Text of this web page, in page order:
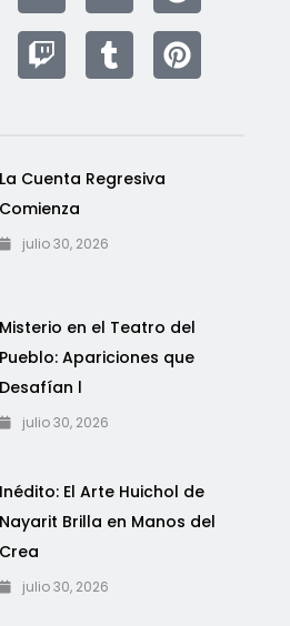
La Cuenta Regresiva
Comienza
julio 30, 2026
Misterio en el Teatro del
Pueblo: Apariciones que
Desafían l
julio 30, 2026
Inédito: El Arte Huichol de
Nayarit Brilla en Manos del
Crea
julio 30, 2026